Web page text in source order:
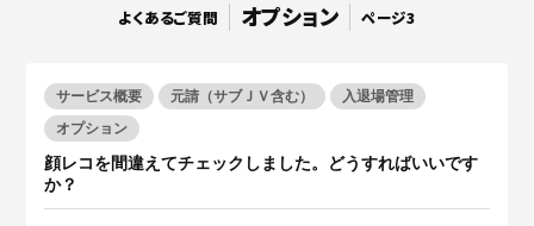
「産廃管理業務をとことんラク
サービスサイトを見る
建設現場における施工管理業務
入退場も、調整会議も、もっと
ラクに みる？
よくあるご質問 オプション ページ3
サービス概要 元請（サブＪＶ含む）
入退場管理
オプション
顔レコを間違えてチェックしました。どうすればいいです
か？